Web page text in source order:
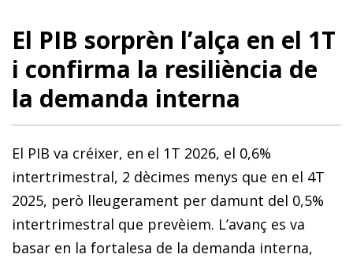
El PIB sorprèn l’alça en el 1T
i confirma la resiliència de
la demanda interna
El PIB va créixer, en el 1T 2026, el 0,6%
intertrimestral, 2 dècimes menys que en el 4T
2025, però lleugerament per damunt del 0,5%
intertrimestral que prevèiem. L’avanç es va
basar en la fortalesa de la demanda interna,